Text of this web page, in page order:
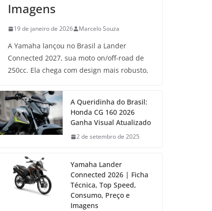
Imagens
19 de janeiro de 2026 Marcelo Souza
A Yamaha lançou no Brasil a Lander
Connected 2027, sua moto on/off-road de
250cc. Ela chega com design mais robusto,
A Queridinha do Brasil:
Honda CG 160 2026
Ganha Visual Atualizado
2 de setembro de 2025
Yamaha Lander
Connected 2026 | Ficha
Técnica, Top Speed,
Consumo, Preço e
Imagens